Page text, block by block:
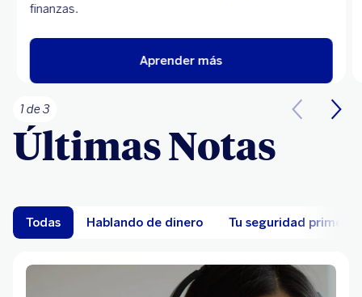
finanzas.
Aprender más
1 de 3
Últimas Notas
Todas Hablando de dinero Tu seguridad primero